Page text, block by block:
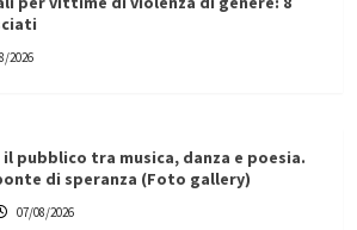
2026
il pubblico tra musica, danza e poesia.
di speranza (Foto gallery)
07/08/2026